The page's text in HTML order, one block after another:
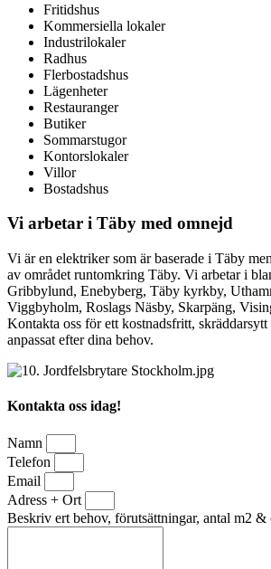
Fritidshus
Kommersiella lokaler
Industrilokaler
Radhus
Flerbostadshus
Lägenheter
Restauranger
Butiker
Sommarstugor
Kontorslokaler
Villor
Bostadshus
Vi arbetar i Täby med omnejd
Vi är en elektriker som är baserade i Täby
av området runtomkring Täby. Vi arbetar i
Gribbylund, Enebyberg, Täby kyrkby,
Viggbyholm, Roslags Näsby, Skarpäng,
Kontakta oss för ett kostnadsfritt,
anpassat efter dina behov.
Kontakta oss idag!
Namn
Telefon
Email
Adress + Ort
Beskriv ert behov, förutsättningar, antal m2 &